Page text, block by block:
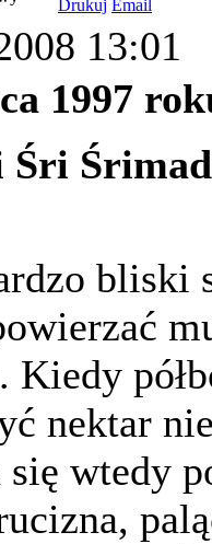
13:01
1997
bliski
Kiedy
nektar
wtedy